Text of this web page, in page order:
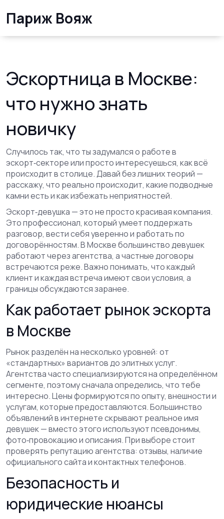
Париж Вояж
Эскортница в Москве:
что нужно знать
новичку
Случилось так, что ты задумался о работе в
эскорт‑секторе или просто интересуешься, как всё
происходит в столице. Давай без лишних теорий —
расскажу, что реально происходит, какие подводные
камни есть и как избежать неприятностей.
Эскорт‑девушка — это не просто красивая компания.
Это профессионал, который умеет поддержать
разговор, вести себя уверенно и работать по
договорённостям. В Москве большинство девушек
работают через агентства, а частные договоры
встречаются реже. Важно понимать, что каждый
клиент и каждая встреча имеют свои условия, а
границы обсуждаются заранее.
Как работает рынок эскорта
в Москве
Рынок разделён на несколько уровней: от
«стандартных» вариантов до элитных услуг.
Агентства часто специализируются на определённом
сегменте, поэтому сначала определись, что тебе
интересно. Цены формируются по опыту, внешности и
услугам, которые предоставляются. Большинство
объявлений в интернете скрывают реальное имя
девушек — вместо этого используют псевдонимы,
фото‑провокацию и описания. При выборе стоит
проверять репутацию агентства: отзывы, наличие
официального сайта и контактных телефонов.
Безопасность и
юридические нюансы